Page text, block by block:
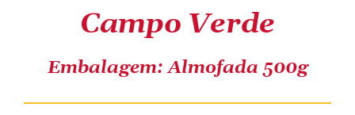
Campo Verde
Embalagem: Almofada 500g